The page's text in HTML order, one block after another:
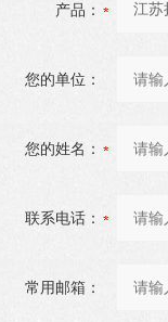
产品：
您的单位：
您的姓名：
联系电话：
常用邮箱：